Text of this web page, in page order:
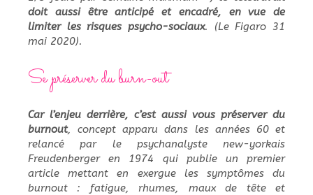
doit aussi être anticipé et encadré, en vue de
limiter les risques psycho-sociaux. (Le Figaro 31
mai 2020).
Se préserver du burn-out
Car l’enjeu derrière, c’est aussi vous préserver du
burnout, concept apparu dans les années 60 et
relancé par le psychanalyste new-yorkais
Freudenberger en 1974 qui publie un premier
article mettant en exergue les symptômes du
burnout : fatigue, rhumes, maux de tête et